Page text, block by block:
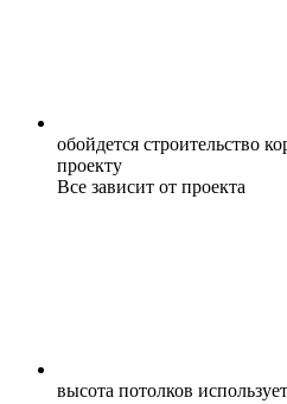
обойдется строительство
проекту
Все зависит от проекта
высота потолков